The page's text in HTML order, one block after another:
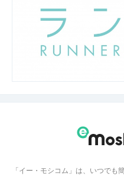
「イー・モシコム」は、いつで